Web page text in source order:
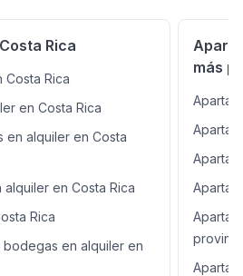
ofrece piscina, gimnasio,
sociales, recepción tipo lobby
su entorno brinda acceso a
supermercados, farmacias,
disfrutar de un estilo de vida
Piso 3 90 m² de
con isla central Sobres de
completa empotrada
Despensa Walk-in closet
mascotas Amenidades:
Rica
Costa Rica
en Costa Rica
en alquiler en Costa
en Costa Rica
Rica
en alquiler en
más